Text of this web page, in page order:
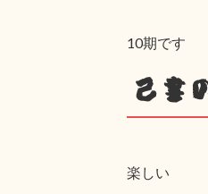
10期です
己書
楽しい